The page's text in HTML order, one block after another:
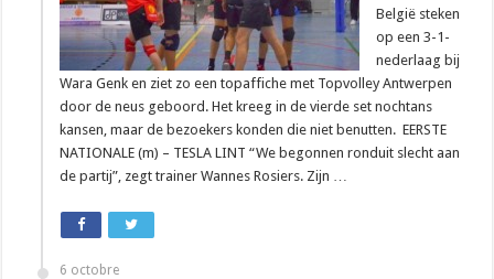
België steken
op een 3-1-
nederlaag bij
Wara Genk en ziet zo een topaffiche met Topvolley Antwerpen
door de neus geboord. Het kreeg in de vierde set nochtans
kansen, maar de bezoekers konden die niet benutten. EERSTE
NATIONALE (m) – TESLA LINT “We begonnen ronduit slecht aan
de partij”, zegt trainer Wannes Rosiers. Zijn …
6 octobre